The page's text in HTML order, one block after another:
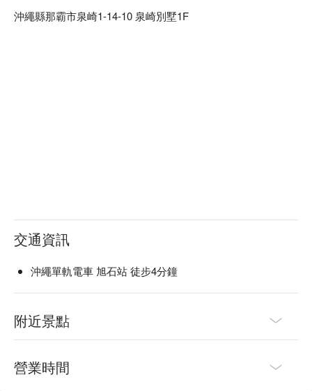
十分便利。
沖繩縣那霸市泉崎1-14-10 泉崎別墅1F
交通資訊
沖繩單軌電車 旭石站 徒步4分鐘
附近景點
營業時間